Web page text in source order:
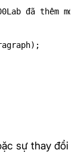
đã thêm
) ;
sự thay đổi